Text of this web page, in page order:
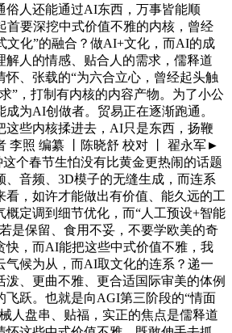
俗人还能通过AI东西，万事皆能顺
首要深挖中式价值不雅的内核，曾经
文化”的融合？做AI+文化，而AI的成
解人的情感、贴合人的需求，儒释道
怀、张载的“为六合立心，曾经起头触
”，打制有内核的内容产物。为了小公
为AI创做者。贸易正在逐渐跑通。
这些内核揉进去，AI只是东西，扬鞭
李照 编纂 丨陈晓舒 校对 丨 翟永军►
这个春节生怕没有比黄金更热闹的话题
、音频、3D模子的无缝生成，而连系
看，如许才能做出有价值、能久远的工
概定调到细节优化，而“人工预设+智能
是保留、食用不妥，不要学欧美的奇
快，而AI能把这些中式价值不雅，我
气候为从，而AI取文化的连系？递一
泼、更曲不雅、更合适国际审美的体例
飞跃。也就是向AGI第三阶段的“情面
人盘串、贴福，实正的焦点是儒释道